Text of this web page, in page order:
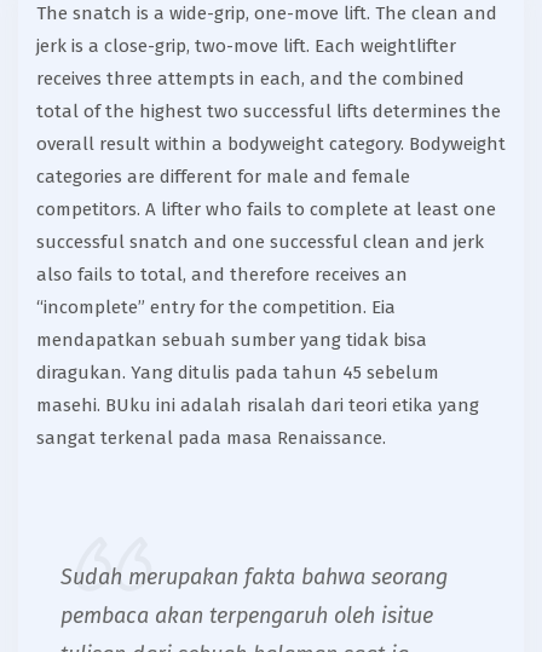
The snatch is a wide-grip, one-move lift. The clean and
jerk is a close-grip, two-move lift. Each weightlifter
receives three attempts in each, and the combined
total of the highest two successful lifts determines the
overall result within a bodyweight category. Bodyweight
categories are different for male and female
competitors. A lifter who fails to complete at least one
successful snatch and one successful clean and jerk
also fails to total, and therefore receives an
“incomplete” entry for the competition. Eia
mendapatkan sebuah sumber yang tidak bisa
diragukan. Yang ditulis pada tahun 45 sebelum
masehi. BUku ini adalah risalah dari teori etika yang
sangat terkenal pada masa Renaissance.
Sudah merupakan fakta bahwa seorang
pembaca akan terpengaruh oleh isitue